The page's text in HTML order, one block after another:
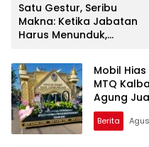
Satu Gestur, Seribu
Makna: Ketika Jabatan
Harus Menunduk,
Tunjukkan Adab Berdiri
Paling Tinggi kepada
Orang Tua
Mobil
MTQ
Agung
Berita